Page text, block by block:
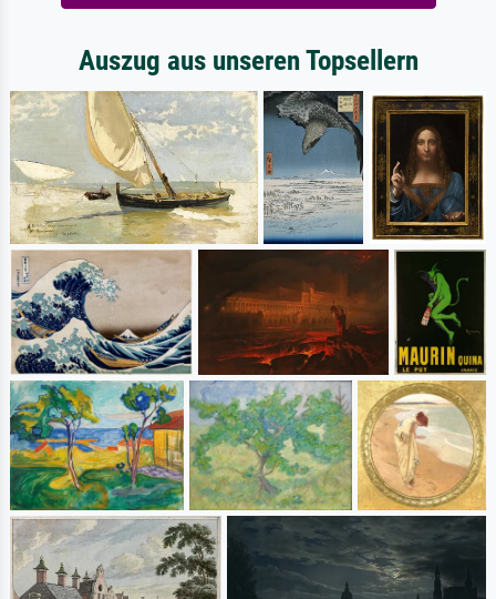
Auszug aus unseren Topsellern